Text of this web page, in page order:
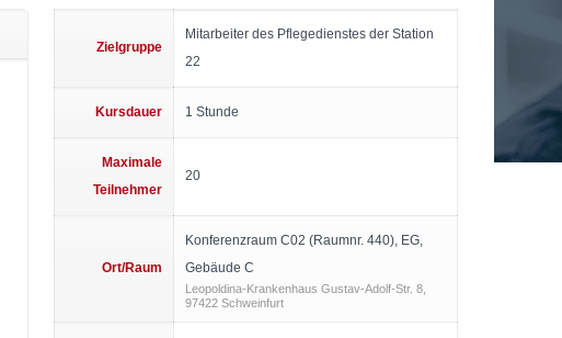
Zielgruppe
Mitarbeiter des Pflegedienstes der Station
22
Kursdauer 1 Stunde
Maximale
Teilnehmer
20
Ort/Raum
Konferenzraum C02 (Raumnr. 440), EG,
Gebäude C
Leopoldina-Krankenhaus Gustav-Adolf-Str. 8,
97422 Schweinfurt